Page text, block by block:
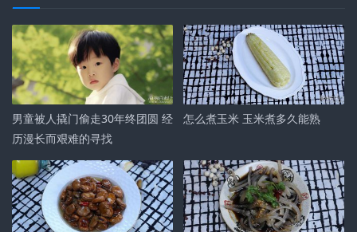
男童被人撬门偷走30年终团圆 经
历漫长而艰难的寻找
怎么煮玉米 玉米煮多久能熟